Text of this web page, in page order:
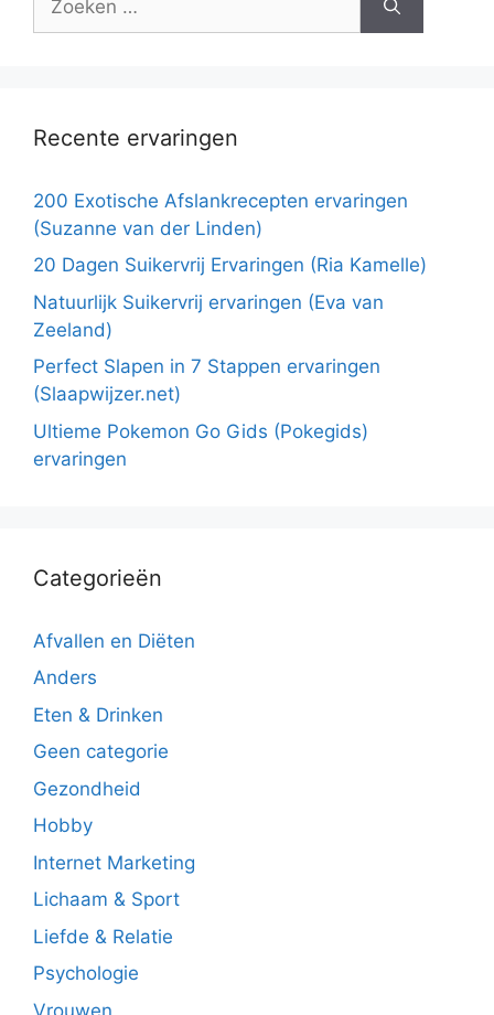
naar:
Recente ervaringen
200 Exotische Afslankrecepten ervaringen
(Suzanne van der Linden)
20 Dagen Suikervrij Ervaringen (Ria Kamelle)
Natuurlijk Suikervrij ervaringen (Eva van
Zeeland)
Perfect Slapen in 7 Stappen ervaringen
(Slaapwijzer.net)
Ultieme Pokemon Go Gids (Pokegids)
ervaringen
Categorieën
Afvallen en Diëten
Anders
Eten & Drinken
Geen categorie
Gezondheid
Hobby
Internet Marketing
Lichaam & Sport
Liefde & Relatie
Psychologie
Vrouwen